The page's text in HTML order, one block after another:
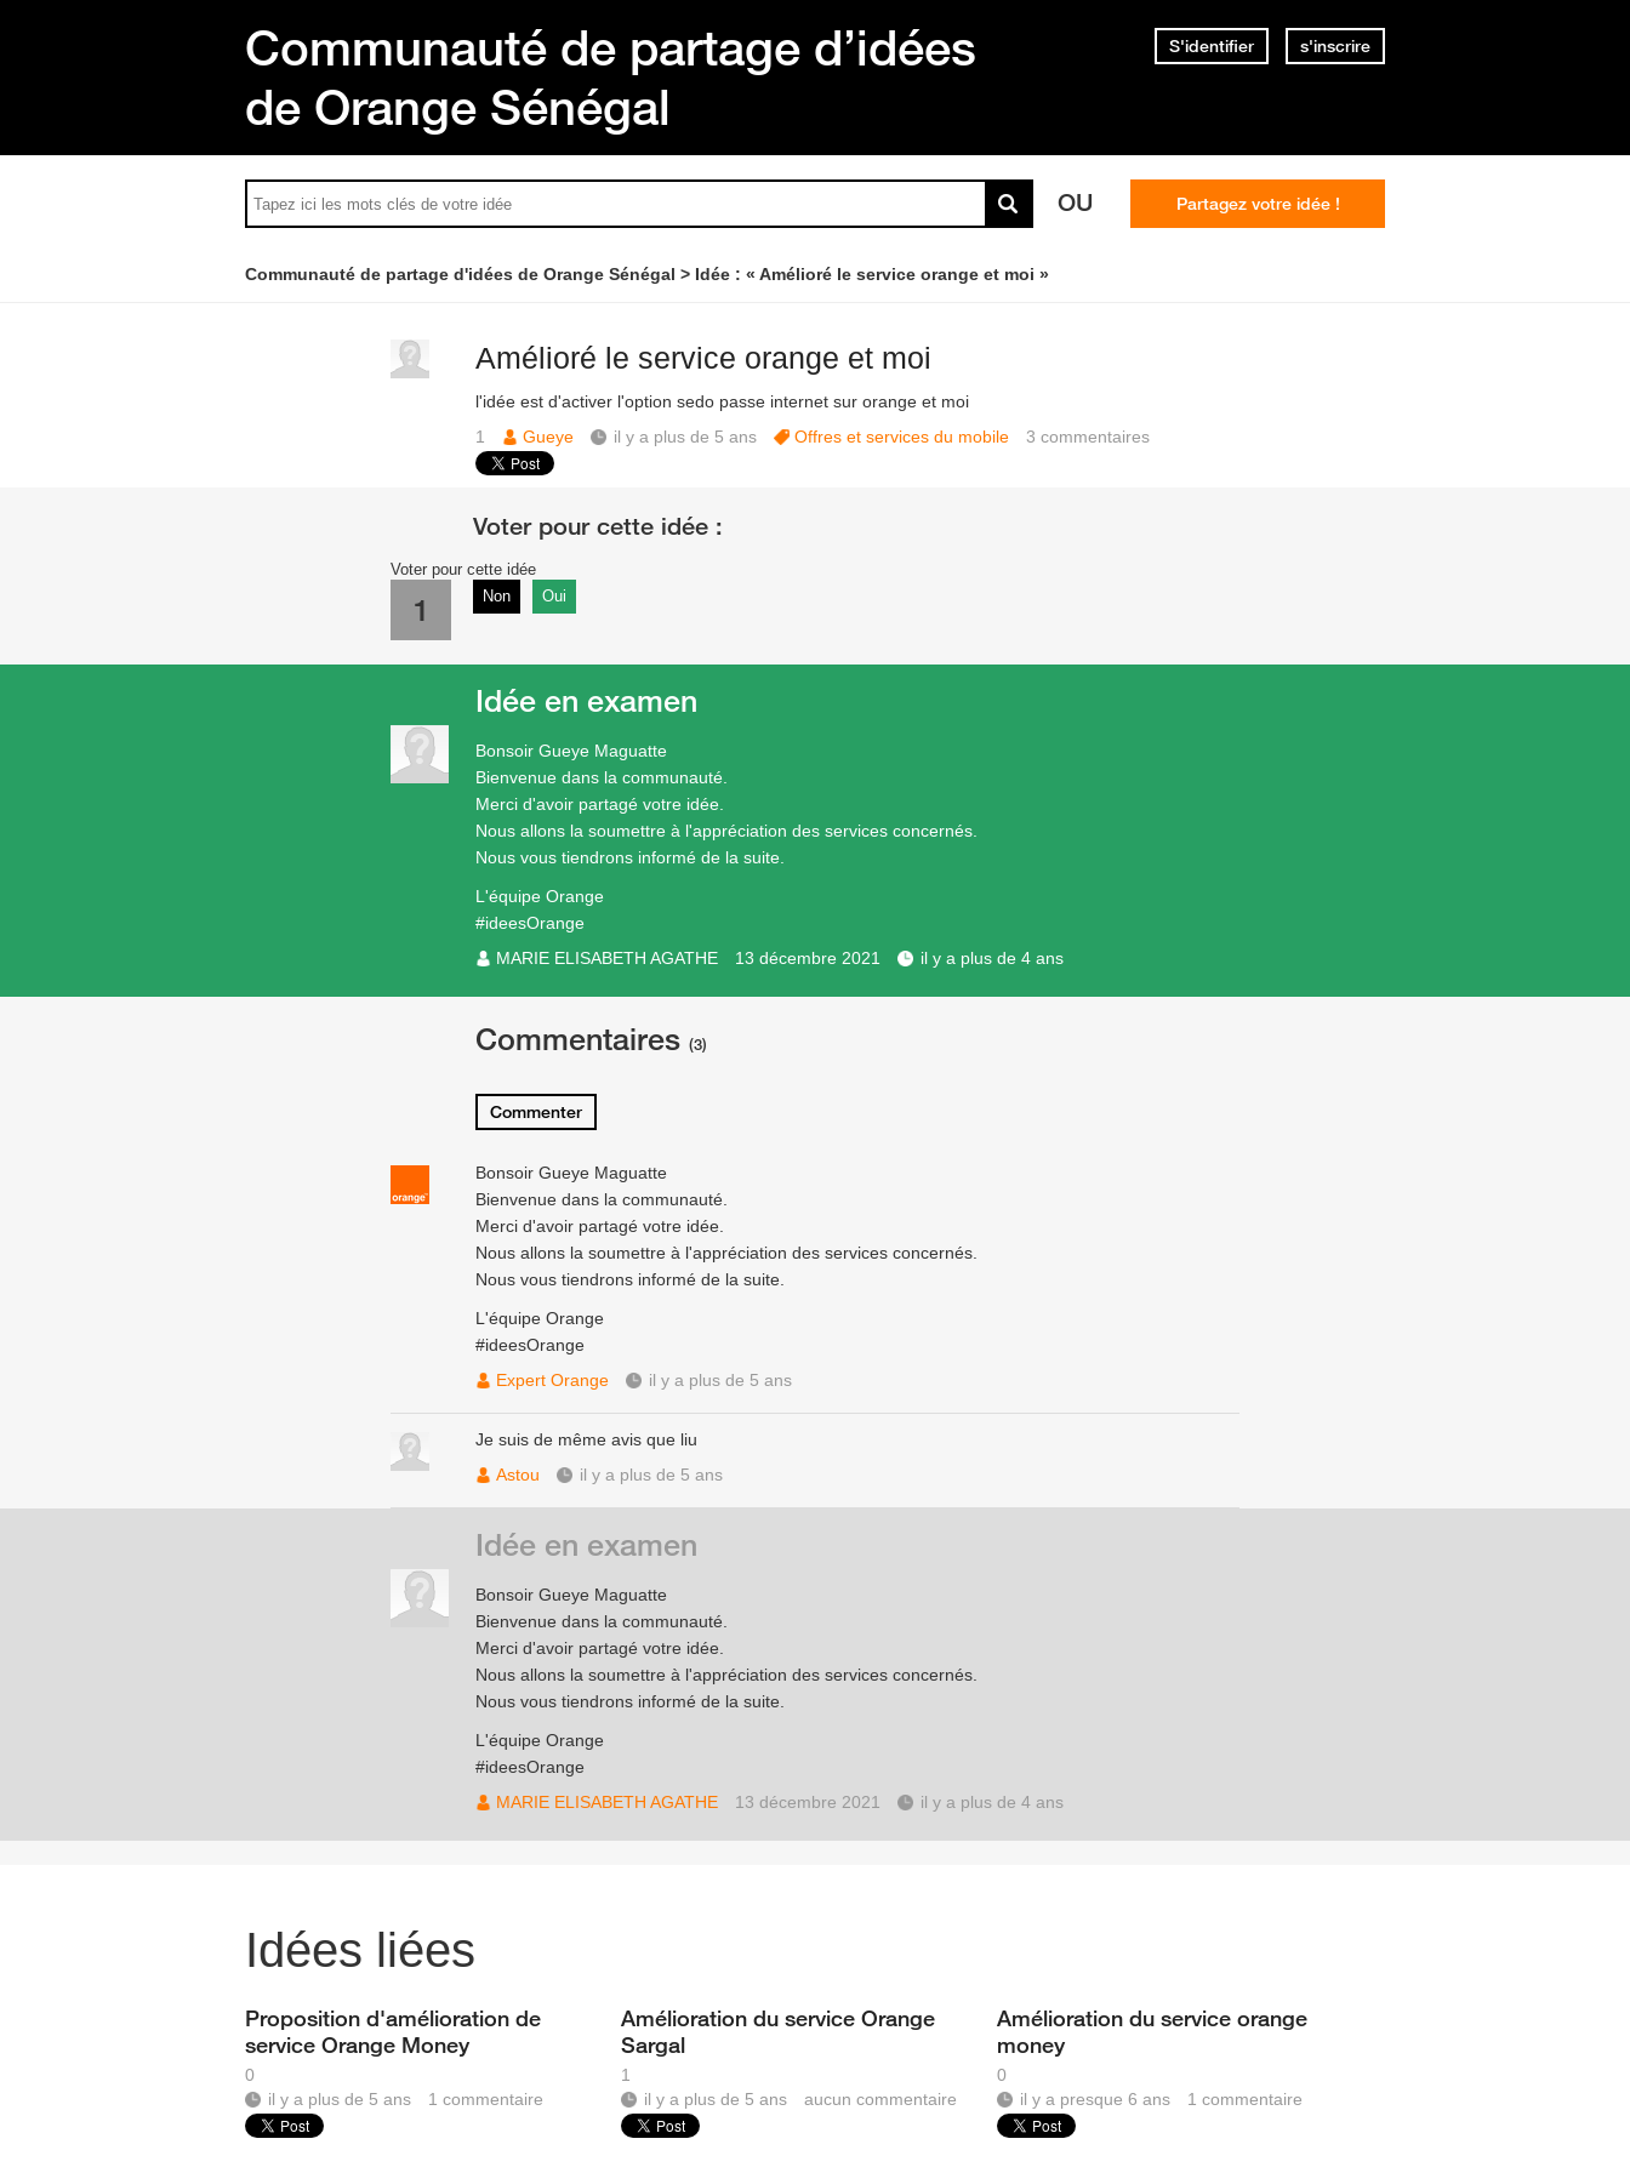
Communauté de partage d’idées
de Orange Sénégal
S'identifier s'inscrire
OU Partagez votre idée !
Communauté de partage d'idées de Orange Sénégal Idée : « Amélioré le service orange et moi »
Amélioré le service orange et moi
l'idée est d'activer l'option sedo passe internet sur orange et moi
1
Gueye il y a plus de 5 ans Offres et services du mobile 3 commentaires
Voter pour cette idée
1 Non Oui
Bonsoir Gueye Maguatte
Bienvenue dans la communauté.
Merci d'avoir partagé votre idée.
Nous allons la soumettre à l'appréciation des services concernés.
Nous vous tiendrons informé de la suite.
L'équipe Orange
#ideesOrange
MARIE ELISABETH AGATHE
13 décembre 2021 il y a plus de 4 ans
Idée en examen
Commentaires (3)
Commenter
Bonsoir Gueye Maguatte
Bienvenue dans la communauté.
Merci d'avoir partagé votre idée.
Nous allons la soumettre à l'appréciation des services concernés.
Nous vous tiendrons informé de la suite.
L'équipe Orange
#ideesOrange
Expert Orange
il y a plus de 5 ans
Je suis de même avis que liu
Astou
il y a plus de 5 ans
Bonsoir Gueye Maguatte
Bienvenue dans la communauté.
Merci d'avoir partagé votre idée.
Nous allons la soumettre à l'appréciation des services concernés.
Nous vous tiendrons informé de la suite.
L'équipe Orange
#ideesOrange
MARIE ELISABETH AGATHE
13 décembre 2021 il y a plus de 4 ans
Idée en examen
Idées liées
Proposition d'amélioration de
service Orange Money
0
il y a plus de 5 ans
1 commentaire
Amélioration du service Orange
Sargal
1
il y a plus de 5 ans
aucun commentaire
Amélioration du service orange
money
0
il y a presque 6 ans
1commentaire